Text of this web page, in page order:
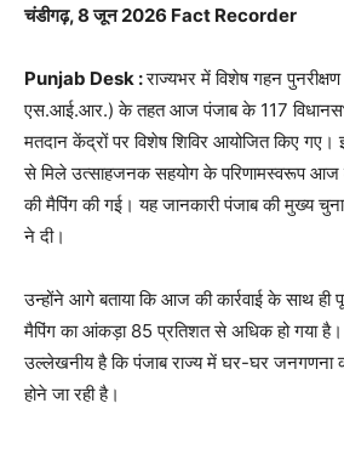
चंडीगढ़, 8 जून 2026 Fact Recorder
Punjab Desk :राज्यभर में विशेष गहन
एस.आई.आर.) के तहत आज पंजाब के 117
मतदान केंद्रों पर विशेष शिविर आयोजित किए गए।
से मिले उत्साहजनक सहयोग के परिणामस्वरूप
की मैपिंग की गई। यह जानकारी पंजाब की मुख्य
ने दी।
उन्होंने आगे बताया कि आज की कार्रवाई के साथ ही
मैपिंग का आंकड़ा 85 प्रतिशत से अधिक हो गया है।
उल्लेखनीय है कि पंजाब राज्य में घर-घर
होने जा रही है।